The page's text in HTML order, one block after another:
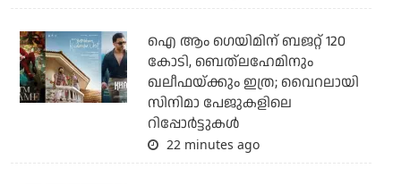
ഐ ആം ഗെയിമിന് ബജറ്റ് 120
കോടി, ബെത്‌ലഹേമിനും
ഖലീഫയ്ക്കും ഇത്ര; വൈറലായി
സിനിമാ പേജുകളിലെ
റിപ്പോര്‍ട്ടുകള്‍
22 minutes ago